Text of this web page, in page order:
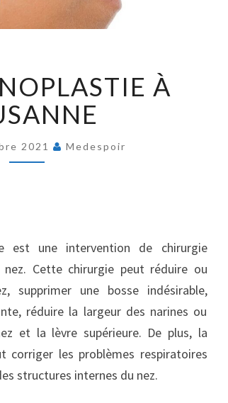
RHINOPLASTIE
À
LAUSANNE
À
2021 Medespoir
est une intervention de chirurgie
Cette chirurgie peut réduire ou
supprimer une bosse indésirable,
réduire la largeur des narines ou
et la lèvre supérieure. De plus, la
corriger les problèmes respiratoires
structures internes du nez.